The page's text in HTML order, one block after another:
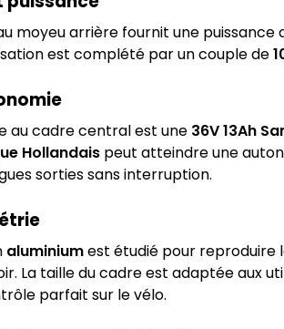
moyeu arrière fournit une puissance
est complété par un couple de
au cadre central est une 36V 13Ah
Hollandaispeut atteindre une
sorties sans interruption.
aluminiumest étudié pour reproduire
La taille du cadre est adaptée aux
parfait sur le vélo.